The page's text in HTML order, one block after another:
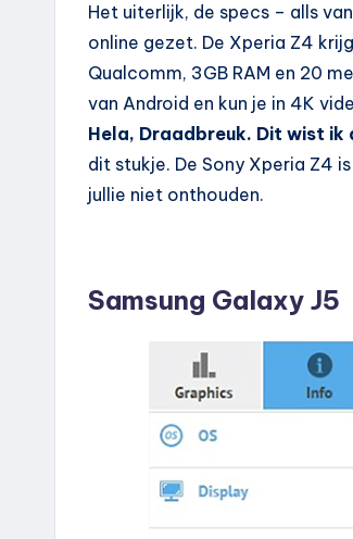
Het uiterlijk, de specs – alls
online gezet. De Xperia Z4
Qualcomm, 3GB RAM en 20
van Android en kun je in 4K
Hela, Draadbreuk. Dit wist ik
dit stukje. De Sony Xperia Z4
jullie niet onthouden.
Samsung Galaxy J5